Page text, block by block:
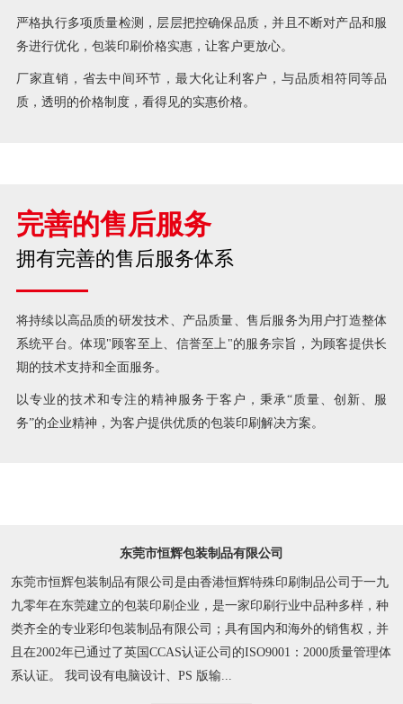
严格执行多项质量检测，层层把控确保品质，并且不断对产品和服
务进行优化，包装印刷价格实惠，让客户更放心。
厂家直销，省去中间环节，最大化让利客户，与品质相符同等品
质，透明的价格制度，看得见的实惠价格。
完善的售后服务
拥有完善的售后服务体系
将持续以高品质的研发技术、产品质量、售后服务为用户打造整体
系统平台。体现"顾客至上、信誉至上"的服务宗旨，为顾客提供长
期的技术支持和全面服务。
以专业的技术和专注的精神服务于客户，秉承“质量、创新、服
务”的企业精神，为客户提供优质的包装印刷解决方案。
东莞市恒辉包装制品有限公司
东莞市恒辉包装制品有限公司是由香港恒辉特殊印刷制品公司于一九
九零年在东莞建立的包装印刷企业，是一家印刷行业中品种多样，种
类齐全的专业彩印包装制品有限公司；具有国内和海外的销售权，并
且在2002年已通过了英国CCAS认证公司的ISO9001：2000质量管理体
系认证。 我司设有电脑设计、PS 版输...